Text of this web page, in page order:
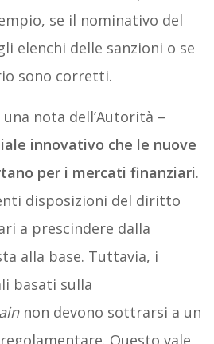
se il nominativo del
elenchi delle sanzioni o se
sono corretti.
nota dell’Autorità –
innovativo che le nuove
per i mercati finanziari.
disposizioni del diritto
a prescindere dalla
alla base. Tuttavia, i
basati sulla
non devono sottrarsi a un